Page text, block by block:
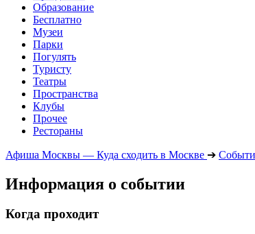
Образование
Бесплатно
Музеи
Парки
Погулять
Туристу
Театры
Пространства
Клубы
Прочее
Рестораны
Афиша Москвы — Куда сходить в Москве ➔
Информация о событии
Когда проходит